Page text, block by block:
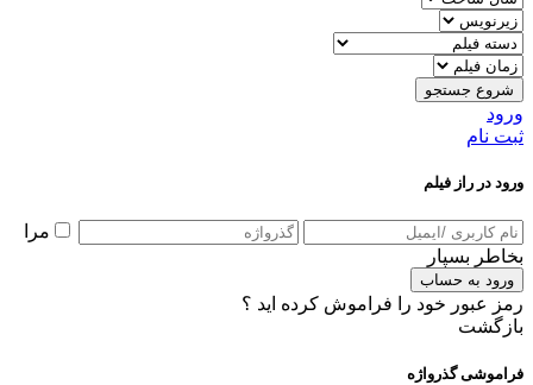
شروع جستجو
ورود
ثبت نام
ورود در راز فیلم
مرا
بخاطر بسپار
ورود به حساب
رمز عبور خود را فراموش کرده اید ؟
بازگشت
فراموشی گذرواژه